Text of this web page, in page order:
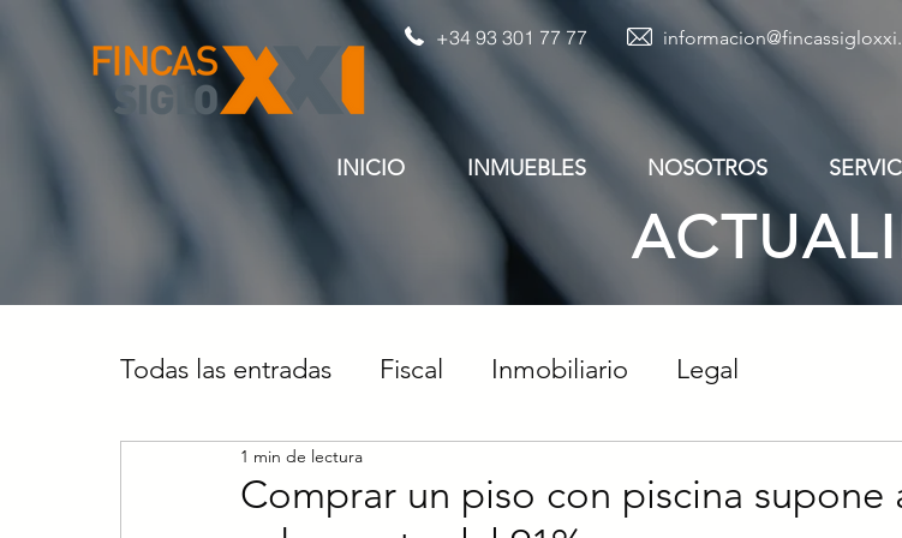
+34 93 301 77 77
INICIO INMUEBLES NOSOTROS
Todas las entradas Fiscal Inmobiliario Legal
Comprar un piso con piscina supone
1 min de lectura